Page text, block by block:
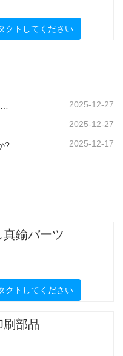
クトしてください
2025-12-27
CNC 加工はカスタム金属部品を処理できますか? 2025-12-27
? 2025-12-17
鍮パーツ
クトしてください
刷部品